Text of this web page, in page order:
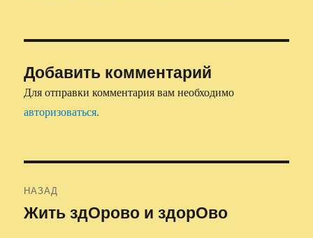
Добавить комментарий
Для отправки комментария вам необходимо
авторизоваться.
по
НАЗАД
Предыдущая
Жить здОрово и здорОво